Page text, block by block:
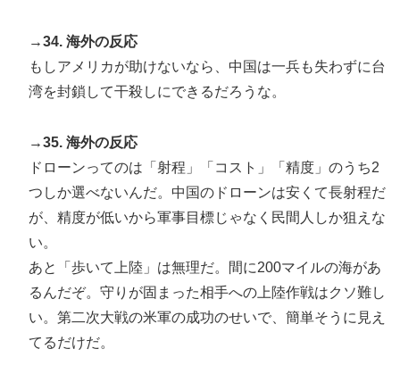
→34. 海外の反応
もしアメリカが助けないなら、中国は一兵も失わずに台
湾を封鎖して干殺しにできるだろうな。
→35. 海外の反応
ドローンってのは「射程」「コスト」「精度」のうち2
つしか選べないんだ。中国のドローンは安くて長射程だ
が、精度が低いから軍事目標じゃなく民間人しか狙えな
い。
あと「歩いて上陸」は無理だ。間に200マイルの海があ
るんだぞ。守りが固まった相手への上陸作戦はクソ難し
い。第二次大戦の米軍の成功のせいで、簡単そうに見え
てるだけだ。